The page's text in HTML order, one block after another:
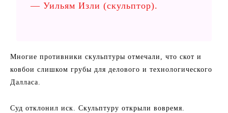
— Уильям Изли (скульптор).
Многие противники скульптуры отмечали, что скот и
ковбои слишком грубы для делового и технологического
Далласа.
Суд отклонил иск. Скульптуру открыли вовремя.